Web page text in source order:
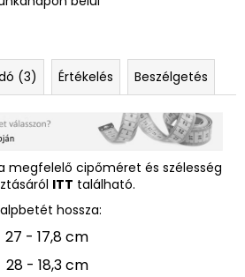
(3) Értékelés Beszélgetés
megfelelő cipőméret és szélesség
ITT található.
hossza:
27 - 17,8 cm
28 - 18,3 cm